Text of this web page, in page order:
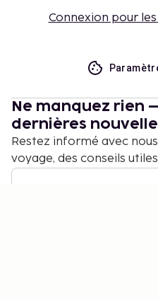
Connexion pour
Ne manquez rien
dernières
Restez informé avec
voyage, des conseils